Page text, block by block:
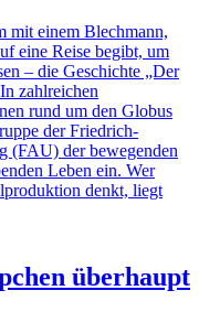
mit einem Blechmann,
eine Reise begibt, um
– die Geschichte „Der
zahlreichen
rund um den Globus
der Friedrich-
(FAU) der bewegenden
Leben ein. Wer
denkt, liegt
überhaupt